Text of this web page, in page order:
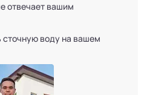
отвечает вашим
сточную воду на вашем